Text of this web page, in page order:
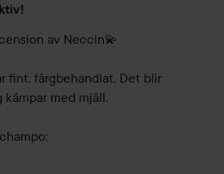
av Neccin💫
fint, färgbehandlat. Det blir
med mjäll.